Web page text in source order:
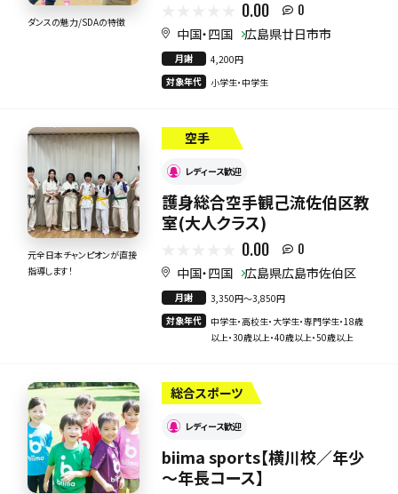
ダンスの魅力/SDAの特徴
0.00 0
中国・四国 広島県廿日市市
月謝
4,200円
対象年代
小学生・中学生
元全日本チャンピオンが直接
指導します！
空手
レディース歓迎
護身総合空手観己流佐伯区教
室(大人クラス)
0.00 0
中国・四国 広島県広島市佐伯区
月謝
3,350円〜3,850円
対象年代
中学生・高校生・大学生・専門学生・18歳
以上・30歳以上・40歳以上・50歳以上
総合スポーツ
レディース歓迎
biima sports【横川校／年少
～年長コース】